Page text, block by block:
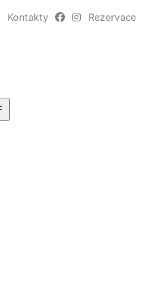
Kontakty Rezervace